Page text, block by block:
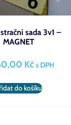
sada 3v1 –
MAGNET
Kč s DPH
do košíku